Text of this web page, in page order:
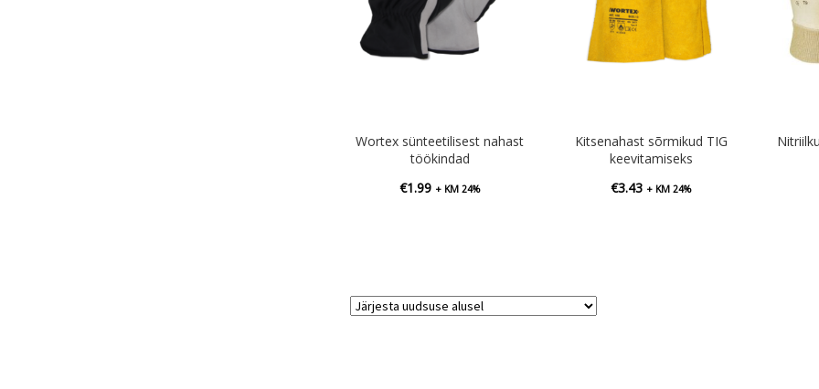
Wortex sünteetilisest nahast
töökindad
€1.99 + KM 24%
Kitsenahast sõrmikud TIG
keevitamiseks
€3.43 + KM 24%